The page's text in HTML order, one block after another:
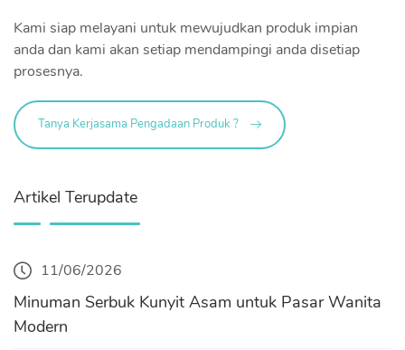
Kami siap melayani untuk mewujudkan produk impian
anda dan kami akan setiap mendampingi anda disetiap
prosesnya.
Tanya Kerjasama Pengadaan Produk ?
Artikel Terupdate
11/06/2026
Minuman Serbuk Kunyit Asam untuk Pasar Wanita
Modern